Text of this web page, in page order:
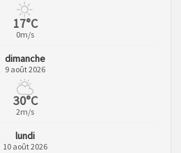
17°C
0m/s
dimanche
9 août 2026
30°C
2m/s
lundi
10 août 2026